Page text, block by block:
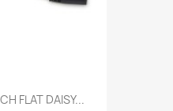
FLAT DAISY...